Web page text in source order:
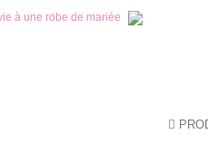
à une robe de mariée